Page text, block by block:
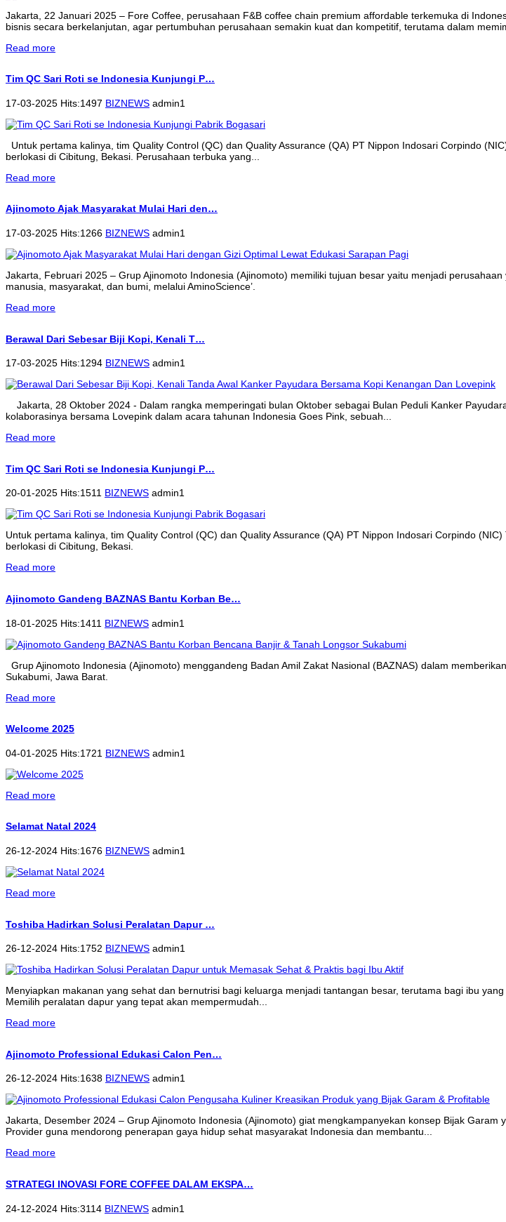
Jakarta, 22 Januari 2025 – Fore Coffee, perusahaan F&B coffee chain premium affordable terkemuka di
bisnis secara berkelanjutan, agar pertumbuhan perusahaan semakin kuat dan kompetitif, terutama dalam
Read more
Tim QC Sari Roti se Indonesia Kunjungi P…
17-03-2025 Hits:1497 BIZNEWS admin1
Untuk pertama kalinya, tim Quality Control (QC) dan Quality Assurance (QA) PT Nippon Indosari Corpindo
berlokasi di Cibitung, Bekasi. Perusahaan terbuka yang...
Read more
Ajinomoto Ajak Masyarakat Mulai Hari den…
17-03-2025 Hits:1266 BIZNEWS admin1
Jakarta, Februari 2025 – Grup Ajinomoto Indonesia (Ajinomoto) memiliki tujuan besar yaitu menjadi
manusia, masyarakat, dan bumi, melalui AminoScience’.
Read more
Berawal Dari Sebesar Biji Kopi, Kenali T…
17-03-2025 Hits:1294 BIZNEWS admin1
Jakarta, 28 Oktober 2024 - Dalam rangka memperingati bulan Oktober sebagai Bulan Peduli Kanker
kolaborasinya bersama Lovepink dalam acara tahunan Indonesia Goes Pink, sebuah...
Read more
Tim QC Sari Roti se Indonesia Kunjungi P…
20-01-2025 Hits:1511 BIZNEWS admin1
Untuk pertama kalinya, tim Quality Control (QC) dan Quality Assurance (QA) PT Nippon Indosari Corpindo
berlokasi di Cibitung, Bekasi.
Read more
Ajinomoto Gandeng BAZNAS Bantu Korban Be…
18-01-2025 Hits:1411 BIZNEWS admin1
Grup Ajinomoto Indonesia (Ajinomoto) menggandeng Badan Amil Zakat Nasional (BAZNAS) dalam
Sukabumi, Jawa Barat.
Read more
Welcome 2025
04-01-2025 Hits:1721 BIZNEWS admin1
Read more
Selamat Natal 2024
26-12-2024 Hits:1676 BIZNEWS admin1
Read more
Toshiba Hadirkan Solusi Peralatan Dapur …
26-12-2024 Hits:1752 BIZNEWS admin1
Menyiapkan makanan yang sehat dan bernutrisi bagi keluarga menjadi tantangan besar, terutama bagi ibu
Memilih peralatan dapur yang tepat akan mempermudah...
Read more
Ajinomoto Professional Edukasi Calon Pen…
26-12-2024 Hits:1638 BIZNEWS admin1
Jakarta, Desember 2024 – Grup Ajinomoto Indonesia (Ajinomoto) giat mengkampanyekan konsep Bijak Garam
Provider guna mendorong penerapan gaya hidup sehat masyarakat Indonesia dan membantu...
Read more
STRATEGI INOVASI FORE COFFEE DALAM EKSPA…
24-12-2024 Hits:3114 BIZNEWS admin1